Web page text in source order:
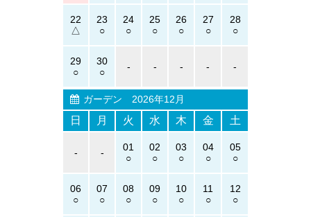
22 23 24 25 26 27 28
29 30 - - - - -
ガーデン 2026年12月
日 月 火 水 木 金 土
- - 01 02 03 04 05
06 07 08 09 10 11 12